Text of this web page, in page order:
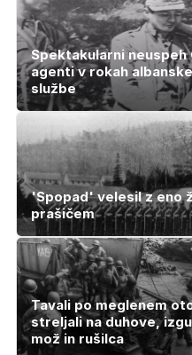
Spektakularni neuspeh
agenti v rokah
službe
'Spopad' velesil z eno
prašičem
Tavali po meglenem
streljali na duhove,
mož in rušilca